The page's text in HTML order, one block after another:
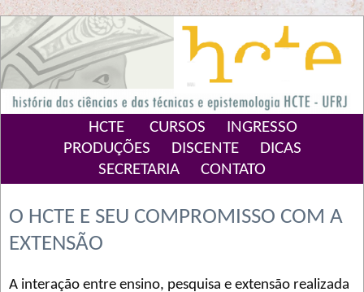
HCTE CURSOS
INGRESSO
PRODUÇÕES
DISCENTE
DICAS
SECRETARIA
CONTATO
O HCTE E SEU COMPROMISSO COM A
EXTENSÃO
A interação entre ensino, pesquisa e extensão realizada